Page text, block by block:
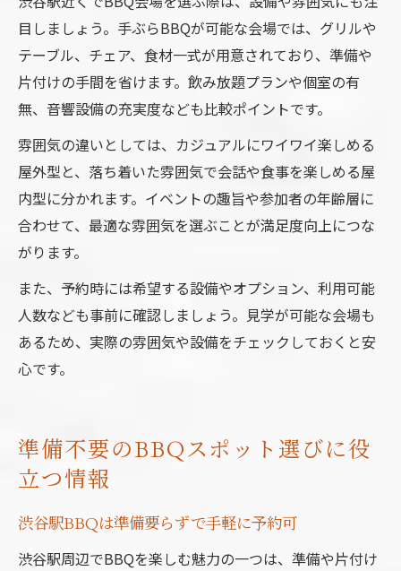
目しましょう。手ぶらBBQが可能な会場では、グリルや
テーブル、チェア、食材一式が用意されており、準備や
片付けの手間を省けます。飲み放題プランや個室の有
無、音響設備の充実度なども比較ポイントです。
雰囲気の違いとしては、カジュアルにワイワイ楽しめる
屋外型と、落ち着いた雰囲気で会話や食事を楽しめる屋
内型に分かれます。イベントの趣旨や参加者の年齢層に
合わせて、最適な雰囲気を選ぶことが満足度向上につな
がります。
また、予約時には希望する設備やオプション、利用可能
人数なども事前に確認しましょう。見学が可能な会場も
あるため、実際の雰囲気や設備をチェックしておくと安
心です。
準備不要のBBQスポット選びに役
立つ情報
渋谷駅BBQは準備要らずで手軽に予約可
渋谷駅周辺でBBQを楽しむ魅力の一つは、準備や片付け